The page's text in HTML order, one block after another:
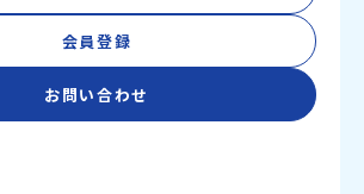
会員登録
お問い合わせ